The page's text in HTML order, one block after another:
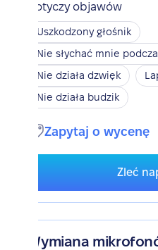
Dotyczy objawów
Uszkodzony głośnik
Nie słychać mnie
Nie działa dzwięk
Nie działa budzik
Zapytaj o wycenę
Zleć
Wymiana